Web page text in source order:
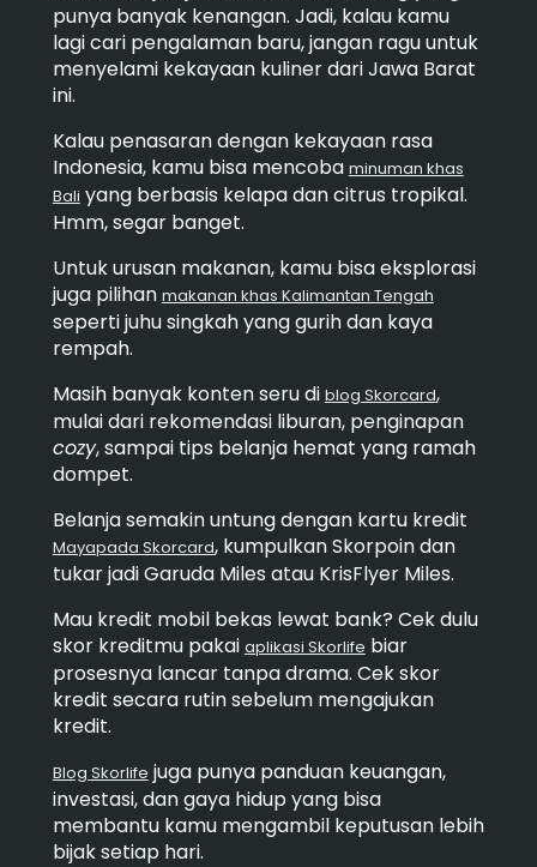
punya banyak kenangan. Jadi, kalau kamu
lagi cari pengalaman baru, jangan ragu untuk
menyelami kekayaan kuliner dari Jawa Barat
ini.
Kalau penasaran dengan kekayaan rasa
Indonesia, kamu bisa mencoba minuman khas
Bali yang berbasis kelapa dan citrus tropikal.
Hmm, segar banget.
Untuk urusan makanan, kamu bisa eksplorasi
juga pilihan makanan khas Kalimantan Tengah
seperti juhu singkah yang gurih dan kaya
rempah.
Masih banyak konten seru di blog Skorcard,
mulai dari rekomendasi liburan, penginapan
cozy, sampai tips belanja hemat yang ramah
dompet.
Belanja semakin untung dengan kartu kredit
Mayapada Skorcard, kumpulkan Skorpoin dan
tukar jadi Garuda Miles atau KrisFlyer Miles.
Mau kredit mobil bekas lewat bank? Cek dulu
skor kreditmu pakai aplikasi Skorlife biar
prosesnya lancar tanpa drama. Cek skor
kredit secara rutin sebelum mengajukan
kredit.
Blog Skorlife juga punya panduan keuangan,
investasi, dan gaya hidup yang bisa
membantu kamu mengambil keputusan lebih
bijak setiap hari.